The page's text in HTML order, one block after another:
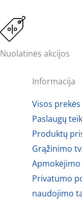
Nuolatinės akcijos
Informacija
Visos prekės
Paslaugų
Produktų
Grąžinimo
Privatumo
naudojimo